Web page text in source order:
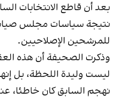
بعد أن قاطع الانتخابات
نتيجة سياسات مجلس صيانة
للمرشحين الإصلاحيين.
وذكرت الصحيفة أن هذه
ليست وليدة اللحظة، بل
نهجم السابق كان خاطئا،